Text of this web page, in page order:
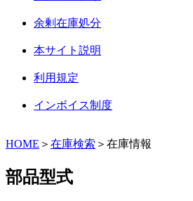
余剰在庫処分
本サイト説明
利用規定
インボイス制度
HOME ＞ 在庫検索 ＞在庫情報
部品型式